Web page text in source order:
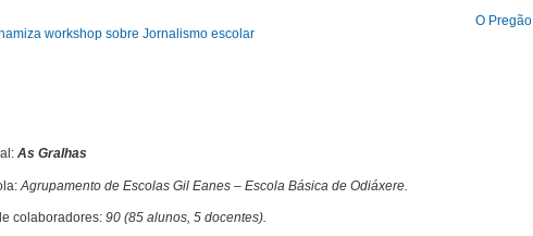
workshop sobre Jornalismo escolar
O Pregão
As Gralhas
Agrupamento de Escolas Gil Eanes – Escola Básica de Odiáxere.
colaboradores:90 (85 alunos, 5 docentes).